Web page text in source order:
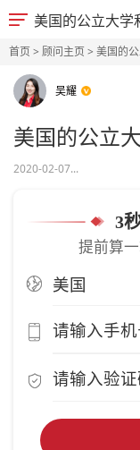
美国的公立大学
首页> 顾问主页> 美国的
吴耀
美国的公立
2020-02-07...
3
提前算